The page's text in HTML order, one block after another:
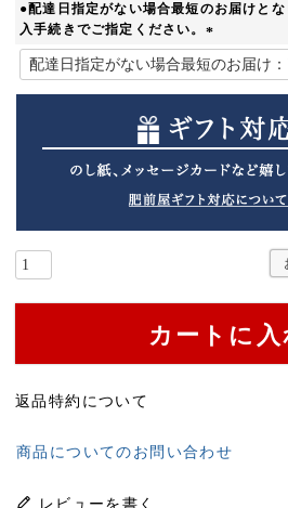
●配達日指定がない場合最短のお届けと
入手続きでご指定ください。
(
必
須
)
カートに入
返品特約について
商品についてのお問い合わせ
レビューを書く